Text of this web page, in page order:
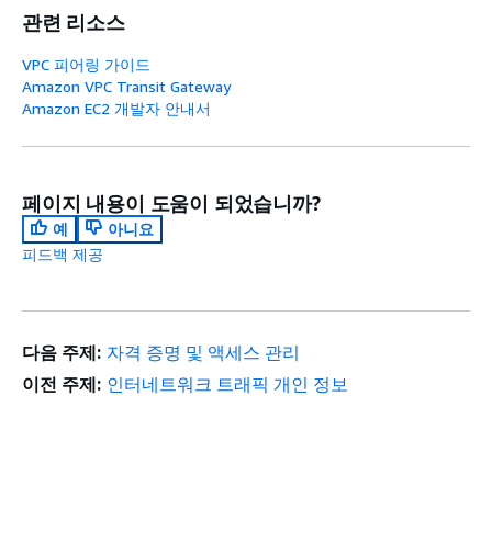
관련 리소스
VPC 피어링 가이드
Amazon VPC Transit Gateway
Amazon EC2 개발자 안내서
페이지 내용이 도움이 되었습니까?
예
아니요
피드백 제공
다음 주제: 자격 증명 및 액세스 관리
이전 주제: 인터네트워크 트래픽 개인 정보